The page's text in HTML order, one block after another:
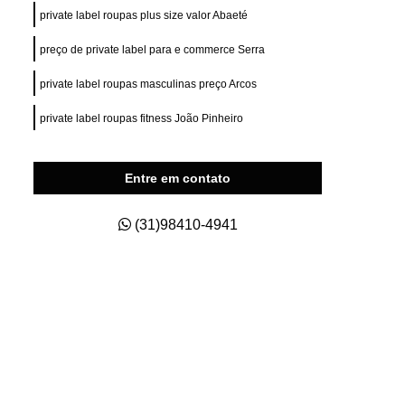
Fit
Private Label para e Commerce
Private Label Roupas Masculinas
Size
Estamparia de Camisetas Digital
Estamparia Digital em Camiseta
Estamparia Digital para Camiseta
private label roupas plus size valor Abaeté
preço de private label para e commerce Serra
private label roupas masculinas preço Arcos
private label roupas fitness João Pinheiro
Entre em contato
(31)98410-4941